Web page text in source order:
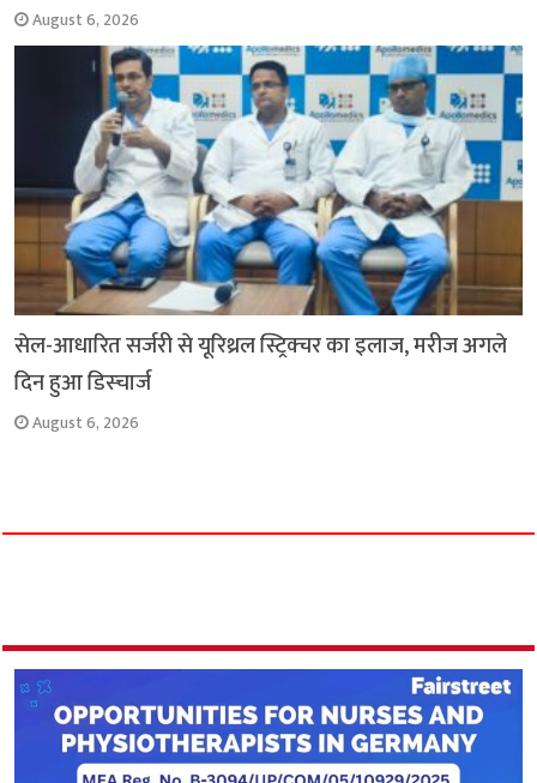
August 6, 2026
सेल-आधारित सर्जरी से यूरिथ्रल स्ट्रिक्चर का इलाज, मरीज अगले
दिन हुआ डिस्चार्ज
August 6, 2026